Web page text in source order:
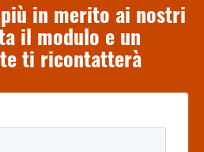
in merito ai nostri
il modulo e un
ti ricontatterà